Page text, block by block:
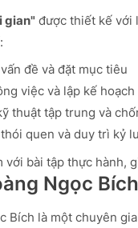
gian" được thiết kế với
đề và đặt mục tiêu
việc và lập kế hoạch
thuật tập trung và
quen và duy trì kỷ
với bài tập thực hành,
Ngọc Bích
Bích là một chuyên